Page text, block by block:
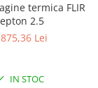
termica FLIR
2.5
Lei
IN STOC